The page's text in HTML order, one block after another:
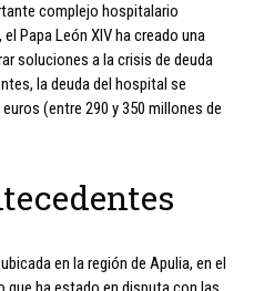
complejo hospitalario
Papa León XIV ha creado una
soluciones a la crisis de deuda
la deuda del hospital se
(entre 290 y 350 millones de
en la región de Apulia, en el